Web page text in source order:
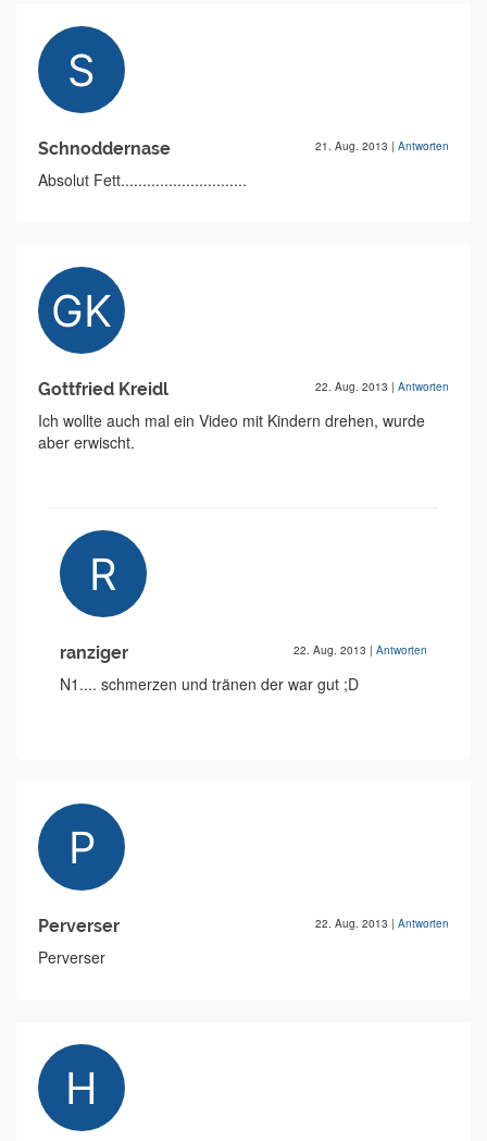
Schnoddernase 21. Aug. 2013 | Antworten
Absolut Fett.............................
Gottfried Kreidl 22. Aug. 2013 | Antworten
Ich wollte auch mal ein Video mit Kindern drehen, wurde
aber erwischt.
ranziger 22. Aug. 2013 | Antworten
N1.... schmerzen und tränen der war gut ;D
Perverser 22. Aug. 2013 | Antworten
Perverser